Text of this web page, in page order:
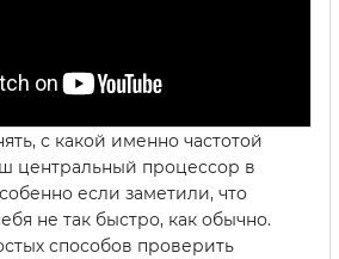
с какой именно частотой
центральный процессор в
если заметили, что
не так быстро, как обычно.
способов проверить